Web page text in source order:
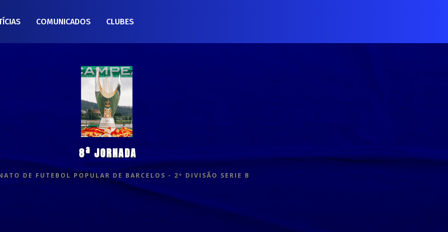
COMUNICADOS CLUBES
8ª JORNADA
DE FUTEBOL POPULAR DE BARCELOS - 2º DIVISÃO SERIE B